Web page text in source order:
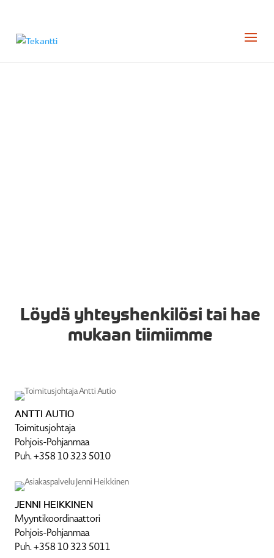
Löydä yhteys­hen­kilösi tai hae
mukaan tiimiimme
ANTTI AUTIO
Toimi­tus­johtaja
Pohjois-Pohjanmaa
Puh. +358 10 323 5010
JENNI HEIKKINEN
Myynti­koor­di­naattori
Pohjois-Pohjanmaa
Puh. +358 10 323 5011